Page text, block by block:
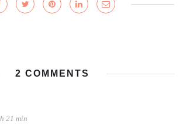
2 COMMENTS
21 min